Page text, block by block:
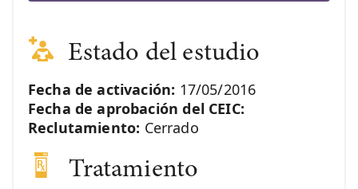
Estado del estudio
Fecha de activación: 17/05/2016
Fecha de aprobación del CEIC:
Reclutamiento: Cerrado
Tratamiento